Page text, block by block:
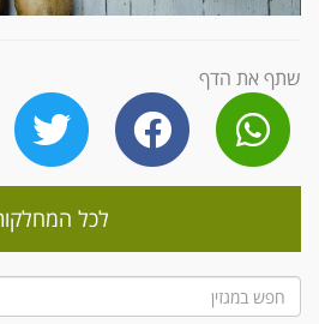
שתף את הדף
לכל